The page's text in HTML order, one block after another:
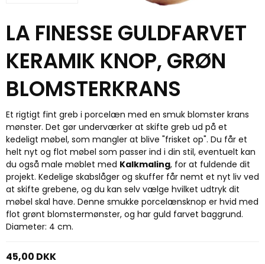
LA FINESSE GULDFARVET
KERAMIK KNOP, GRØN
BLOMSTERKRANS
Et rigtigt fint greb i porcelæn med en smuk blomster krans
mønster. Det gør underværker at skifte greb ud på et
kedeligt møbel, som mangler at blive "frisket op". Du får et
helt nyt og flot møbel som passer ind i din stil, eventuelt kan
du også male møblet med Kalkmaling, for at fuldende dit
projekt. Kedelige skabslåger og skuffer får nemt et nyt liv ved
at skifte grebene, og du kan selv vælge hvilket udtryk dit
møbel skal have. Denne smukke porcelænsknop er hvid med
flot grønt blomstermønster, og har guld farvet baggrund.
Diameter: 4 cm.
45,00 DKK